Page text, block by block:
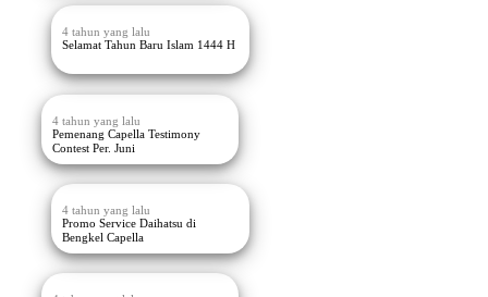
4 tahun yang lalu
Selamat Tahun Baru Islam 1444 H
4 tahun yang lalu
Pemenang Capella Testimony
Contest Per. Juni
4 tahun yang lalu
Promo Service Daihatsu di
Bengkel Capella